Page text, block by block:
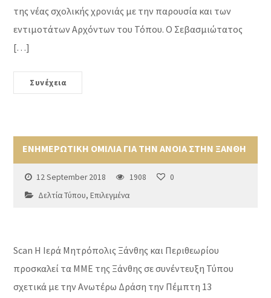
της νέας σχολικής χρονιάς με την παρουσία και των
εντιμοτάτων Αρχόντων του Τόπου. Ο Σεβασμιώτατος
[…]
Συνέχεια
ΕΝΗΜΕΡΩΤΙΚΗ ΟΜΙΛΙΑ ΓΙΑ ΤΗΝ ΑΝΟΙΑ ΣΤΗΝ ΞΑΝΘΗ
12 September 2018 1908
0
Δελτία Τύπου,Επιλεγμένα
Scan Η Ιερά Μητρόπολις Ξάνθης και Περιθεωρίου
προσκαλεί τα ΜΜΕ της Ξάνθης σε συνέντευξη Τύπου
σχετικά με την Ανωτέρω Δράση την Πέμπτη 13